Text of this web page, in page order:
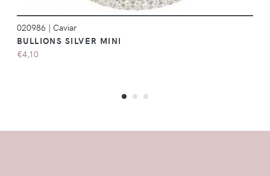
020986 | Caviar
BULLIONS SILVER MINI
€4,10